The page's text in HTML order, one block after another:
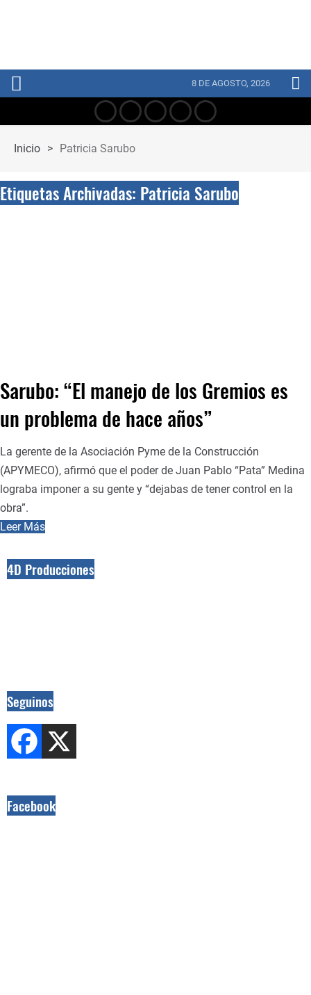
8 DE AGOSTO, 2026
Inicio > Patricia Sarubo
Etiquetas Archivadas: Patricia Sarubo
Sarubo: “El manejo de los Gremios es
un problema de hace años”
La gerente de la Asociación Pyme de la Construcción
(APYMECO), afirmó que el poder de Juan Pablo “Pata” Medina
lograba imponer a su gente y “dejabas de tener control en la
obra”.
Leer Más
4D Producciones
Seguinos
Facebook